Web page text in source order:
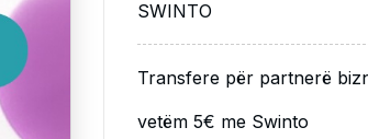
SWINTO
Transfere për partnerë
vetëm 5€ me Swinto